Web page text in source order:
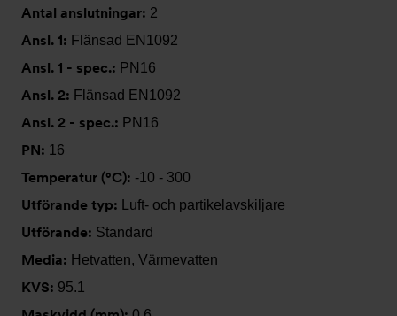
Antal anslutningar: 2
Ansl. 1: Flänsad EN1092
Ansl. 1 - spec.: PN16
Ansl. 2: Flänsad EN1092
Ansl. 2 - spec.: PN16
PN: 16
Temperatur (°C): -10 - 300
Utförande typ: Luft- och partikelavskiljare
Utförande: Standard
Media: Hetvatten, Värmevatten
KVS: 95.1